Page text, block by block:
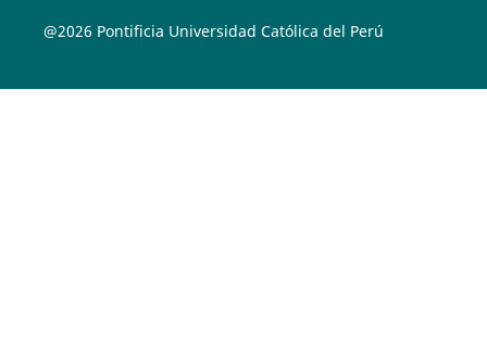
@2026 Pontificia Universidad Católica del Perú